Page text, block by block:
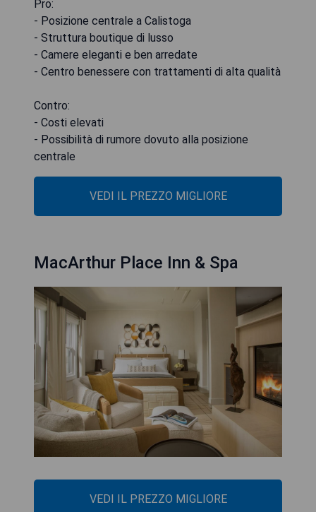
Pro:
- Posizione centrale a Calistoga
- Struttura boutique di lusso
- Camere eleganti e ben arredate
- Centro benessere con trattamenti di alta qualità
Contro:
- Costi elevati
- Possibilità di rumore dovuto alla posizione
centrale
VEDI IL PREZZO MIGLIORE
MacArthur Place Inn & Spa
VEDI IL PREZZO MIGLIORE